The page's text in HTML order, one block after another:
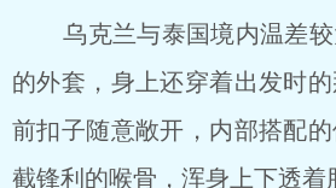
乌克兰与泰国境内温差较
的外套，身上还穿着出发时
前扣子随意敞开，内部搭配
截锋利的喉骨，浑身上下透着